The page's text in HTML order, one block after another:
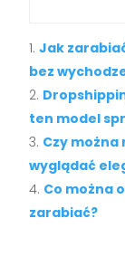
Jak
bez
ten model
Czy
wyglądać
Co można
zarabiać?